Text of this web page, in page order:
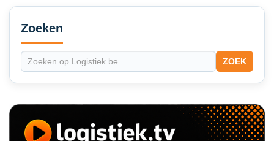
Secondary
Sidebar
Zoeken
ZOEK